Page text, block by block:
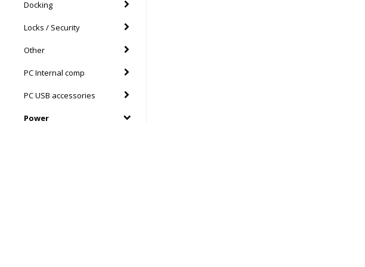
Docking
Locks / Security
Other
PC Internal comp
PC USB accessories
Power